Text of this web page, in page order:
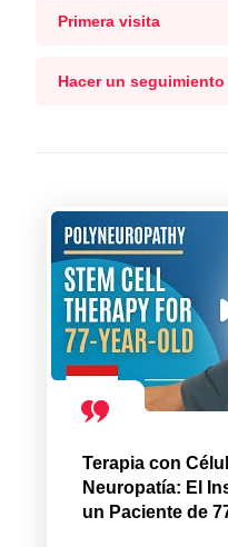
Primera visita
Hacer un seguimiento
Terapia con
Neuropatía: El
un Paciente de